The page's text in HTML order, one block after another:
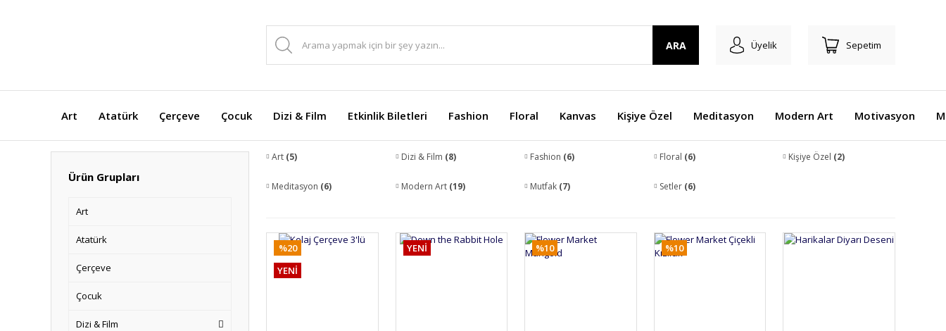
ARA Üyelik Sepetim
Art Atatürk Çerçeve Çocuk Dizi & Film Etkinlik Biletleri Fashion Floral Kanvas Kişiye Özel Meditasyon Modern Art Motivasyon
Ürün Grupları
Art
Atatürk
Çerçeve
Çocuk
Dizi & Film
Art (5) Dizi & Film (8) Fashion (6) Floral (6) Kişiye Özel (2)
Meditasyon (6) Modern Art (19) Mutfak (7) Setler (6)
%20
YENİ
YENİ %10 %10